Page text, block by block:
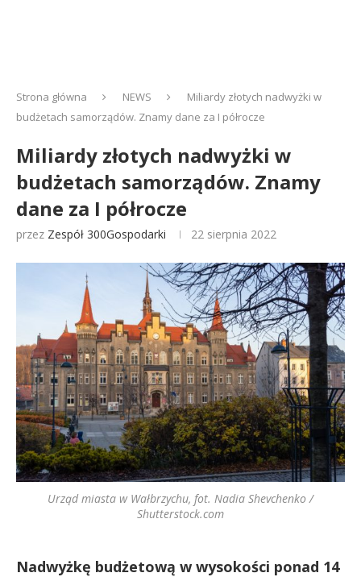
Strona główna NEWS
Miliardy złotych nadwyżki w
budżetach samorządów. Znamy dane za I półrocze
Miliardy złotych nadwyżki w
budżetach samorządów. Znamy
dane za I półrocze
przez Zespół 300Gospodarki 22 sierpnia 2022
Urząd miasta w Wałbrzychu, fot. Nadia Shevchenko /
Shutterstock.com
Nadwyżkę budżetową w wysokości ponad 14